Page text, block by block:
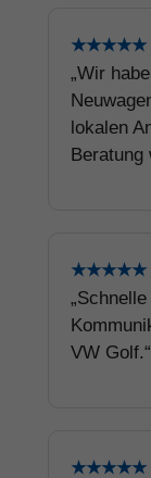
★★★★★
„Wir
lokalen
Beratung
★★★★★
VW Golf.“
★★★★★